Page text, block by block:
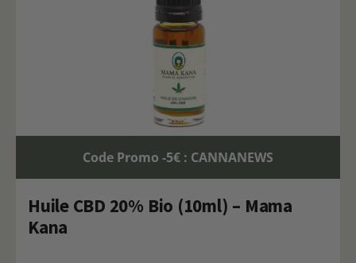
Code Promo -5€ : CANNANEWS
Huile CBD 20% Bio (10ml) – Mama
Kana